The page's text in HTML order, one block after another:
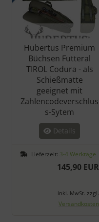
Hubertus Premium
Büchsen Futteral
TIROL Codura - als
Schießmatte
geeignet mit
Zahlencodeverschlus
s-Sytem
Details
Lieferzeit: 3-4 Werktage
145,90 EUR
inkl. MwSt. zzgl.
Versandkosten